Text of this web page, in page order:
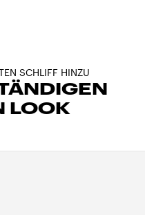
SCHLIFF HINZU
LOOK